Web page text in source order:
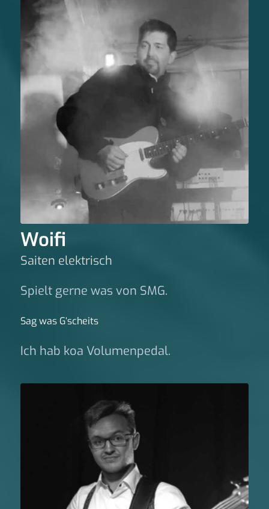
Woifi
Saiten elektrisch
Spielt gerne was von SMG.
Sag was G‘scheits
Ich hab koa Volumenpedal.